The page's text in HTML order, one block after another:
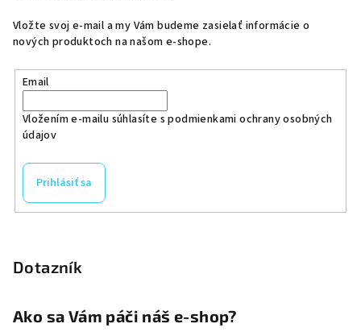
Vložte svoj e-mail a my Vám budeme zasielať informácie o
nových produktoch na našom e-shope.
Email
Vložením e-mailu súhlasíte spodmienkami ochrany osobných
údajov
Prihlásiť sa
Dotazník
Ako sa Vám páči náš e-shop?